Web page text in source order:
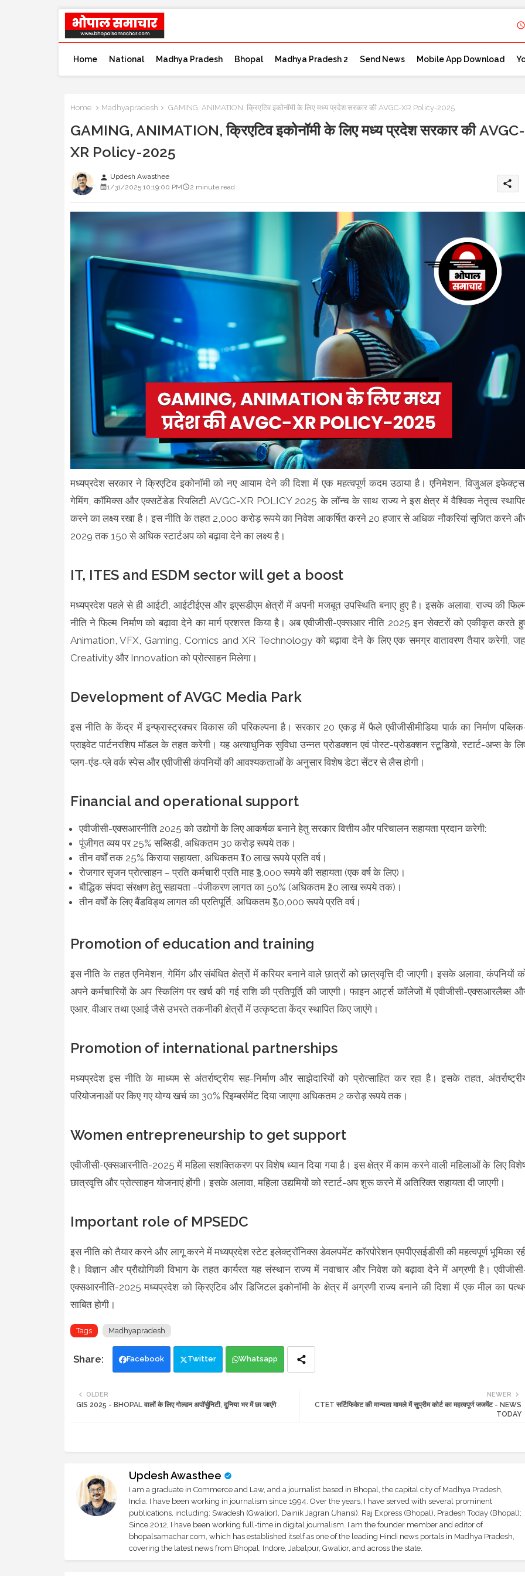
Home National Madhya Pradesh Bhopal Madhya Pradesh 2 Send News Mobile App Download
Home Madhyapradesh GAMING, ANIMATION, क्रिएटिव इकोनॉमी के लिए मध्य प्रदेश सरकार की AVGC-XR Policy-2025
GAMING, ANIMATION, क्रिएटिव इकोनॉमी के लिए मध्य प्रदेश सरकार की AVGC-
XR Policy-2025
person Updesh Awasthee
1/31/2025 10:19:00 PM
2 minute read share
मध्यप्रदेश सरकार ने क्रिएटिव इकोनॉमी को नए आयाम देने की दिशा में एक महत्वपूर्ण कदम उठाया है। एनिमेशन, विजुअल
गेमिंग, कॉमिक्स और एक्सटेंडेड रियलिटी AVGC-XR POLICY 2025 के लॉन्च के साथ राज्य ने इस क्षेत्र में वैश्विक नेतृत्व
करने का लक्ष्य रखा है। इस नीति के तहत 2,000 करोड़ रूपये का निवेश आकर्षित करने 20 हजार से अधिक नौकरियां सृजित करने
2029 तक 150 से अधिक स्टार्टअप को बढ़ावा देने का लक्ष्य है।
IT, ITES and ESDM sector will get a boost
मध्यप्रदेश पहले से ही आईटी, आईटीईएस और इएसडीएम क्षेत्रों में अपनी मजबूत उपस्थिति बनाए हुए है। इसके अलावा, राज्य की
नीति ने फिल्म निर्माण को बढ़ावा देने का मार्ग प्रशस्त किया है। अब एवीजीसी-एक्सआर नीति 2025 इन सेक्टरों को एकीकृत करते
Animation, VFX, Gaming, Comics and XR Technology को बढ़ावा देने के लिए एक समग्र वातावरण तैयार करेगी,
Creativity और Innovation को प्रोत्साहन मिलेगा।
Development of AVGC Media Park
इस नीति के केंद्र में इन्फ्रास्ट्रक्चर विकास की परिकल्पना है। सरकार 20 एकड़ में फैले एवीजीसीमीडिया पार्क का निर्माण
प्राइवेट पार्टनरशिप मॉडल के तहत करेगी। यह अत्याधुनिक सुविधा उन्नत प्रोडक्शन एवं पोस्ट-प्रोडक्शन स्टूडियो, स्टार्ट-अप्स के
प्लग-एंड-प्ले वर्क स्पेस और एवीजीसी कंपनियों की आवश्यकताओं के अनुसार विशेष डेटा सेंटर से लैस होगी।
Financial and operational support
एवीजीसी-एक्सआरनीति 2025 को उद्योगों के लिए आकर्षक बनाने हेतु सरकार वित्तीय और परिचालन सहायता प्रदान करेगी:
पूंजीगत व्यय पर 25% सब्सिडी, अधिकतम 30 करोड़ रूपये तक।
तीन वर्षों तक 25% किराया सहायता, अधिकतम ₹10 लाख रूपये प्रति वर्ष।
रोजगार सृजन प्रोत्साहन – प्रति कर्मचारी प्रति माह ₹3,000 रूपये की सहायता (एक वर्ष के लिए)।
बौद्धिक संपदा संरक्षण हेतु सहायता –पंजीकरण लागत का 50% (अधिकतम ₹20 लाख रूपये तक)।
तीन वर्षों के लिए बैंडविड्थ लागत की प्रतिपूर्ति, अधिकतम ₹50,000 रूपये प्रति वर्ष।
Promotion of education and training
इस नीति के तहत एनिमेशन, गेमिंग और संबंधित क्षेत्रों में करियर बनाने वाले छात्रों को छात्रवृत्ति दी जाएगी। इसके अलावा, कंपनियों
अपने कर्मचारियों के अप स्किलिंग पर खर्च की गई राशि की प्रतिपूर्ति की जाएगी। फाइन आर्ट्स कॉलेजों में एवीजीसी-एक्सआरलैब्स
एआर, वीआर तथा एआई जैसे उभरते तकनीकी क्षेत्रों में उत्कृष्टता केंद्र स्थापित किए जाएंगे।
Promotion of international partnerships
मध्यप्रदेश इस नीति के माध्यम से अंतर्राष्ट्रीय सह-निर्माण और साझेदारियों को प्रोत्साहित कर रहा है। इसके तहत,
परियोजनाओं पर किए गए योग्य खर्च का 30% रिइम्बर्समेंट दिया जाएगा अधिकतम 2 करोड़ रूपये तक।
Women entrepreneurship to get support
एवीजीसी-एक्सआरनीति-2025 में महिला सशक्तिकरण पर विशेष ध्यान दिया गया है। इस क्षेत्र में काम करने वाली महिलाओं के लिए
छात्रवृत्ति और प्रोत्साहन योजनाएं होंगी। इसके अलावा, महिला उद्यमियों को स्टार्ट-अप शुरू करने में अतिरिक्त सहायता दी जाएगी।
Important role of MPSEDC
इस नीति को तैयार करने और लागू करने में मध्यप्रदेश स्टेट इलेक्ट्रॉनिक्स डेवलपमेंट कॉरपोरेशन एमपीएसईडीसी की महत्वपूर्ण भूमिका
है। विज्ञान और प्रौद्योगिकी विभाग के तहत कार्यरत यह संस्थान राज्य में नवाचार और निवेश को बढ़ावा देने में अग्रणी है।
एक्सआरनीति-2025 मध्यप्रदेश को क्रिएटिव और डिजिटल इकोनॉमी के क्षेत्र में अग्रणी राज्य बनाने की दिशा में एक मील का
साबित होगी।
Tags Madhyapradesh
Facebook Twitter Whatsapp
NEWER
CTET सर्टिफिकेट की मान्यता मामले में सुप्रीम कोर्ट का महत्वपूर्ण जजमेंट - NEWS
TODAY
OLDER
GIS 2025 - BHOPAL वालों के लिए गोल्डन अपॉर्चुनिटी, दुनिया भर में छा जाएंगे
Updesh Awasthee
I am a graduate in Commerce and Law, and a journalist based in Bhopal, the capital city of Madhya Pradesh,
India. I have been working in journalism since 1994. Over the years, I have served with several prominent
publications, including: Swadesh (Gwalior), Dainik Jagran (Jhansi), Raj Express (Bhopal), Pradesh Today (Bhopal);
Since 2012, I have been working full-time in digital journalism. I am the founder member and editor of
bhopalsamachar.com, which has established itself as one of the leading Hindi news portals in Madhya Pradesh,
covering the latest news from Bhopal, Indore, Jabalpur, Gwalior, and across the state.